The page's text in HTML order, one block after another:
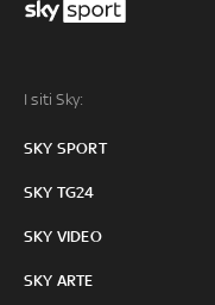
I siti Sky:
SKY SPORT
SKY TG24
SKY VIDEO
SKY ARTE